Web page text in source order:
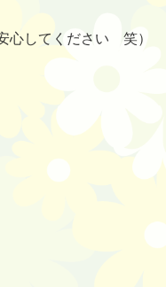
心してください 笑）